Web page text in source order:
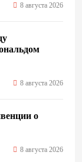
8 августа 2026
8 августа 2026
о
8 августа 2026